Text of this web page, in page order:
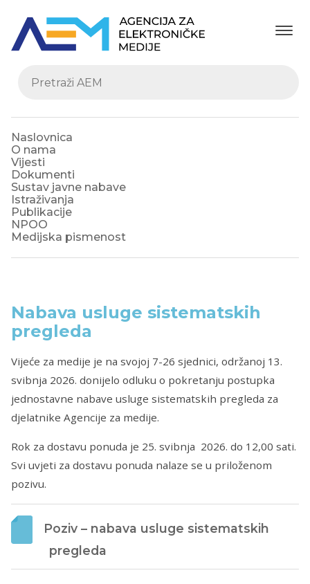
Naslovnica
O nama
Vijesti
Dokumenti
Sustav javne nabave
Istraživanja
Publikacije
NPOO
Medijska pismenost
Nabava usluge sistematskih
pregleda
Vijeće za medije je na svojoj 7-26 sjednici, održanoj 13.
svibnja 2026. donijelo odluku o pokretanju postupka
jednostavne nabave usluge sistematskih pregleda za
djelatnike Agencije za medije.
Rok za dostavu ponuda je 25. svibnja 2026. do 12,00 sati.
Svi uvjeti za dostavu ponuda nalaze se u priloženom
pozivu.
Poziv – nabava usluge sistematskih
pregleda